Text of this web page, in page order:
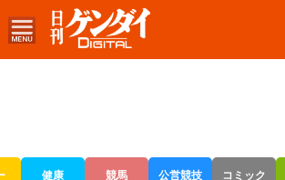
健康 競馬 公営競技 コミック